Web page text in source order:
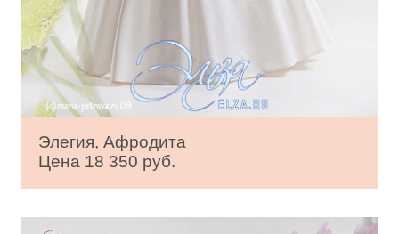
Элегия, Афродита
Цена 18 350 руб.